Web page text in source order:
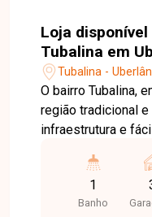
Loja
Tubalina em
Tubalina -
O bairro Tubalina,
região tradicional
infraestrutura e
supermercados,
serviços, oferece
pessoas e
1
Banho